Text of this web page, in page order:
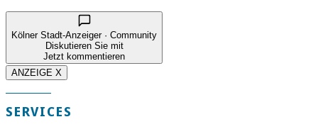
Kölner Stadt-Anzeiger · Community
Diskutieren Sie mit
Jetzt kommentieren
ANZEIGE X
SERVICES